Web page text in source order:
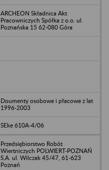
ARCHEON Składnica Akt
Pracowniczych Spółka z o.o. ul.
Poznańska 15 62-080 Góra
Doumenty osobowe i płacowe z lat
1996-2003
SEke 610A-4/06
Przedsiębiorstwo Robót
Wiertniczych POLWIERT-POZNAŃ
S.A. ul. Wilczak 45/47, 61-623
Poznań